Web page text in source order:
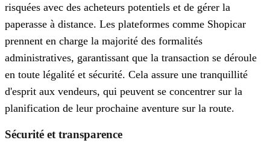
risquées avec des acheteurs potentiels et de gérer la
paperasse à distance. Les plateformes comme Shopicar
prennent en charge la majorité des formalités
administratives, garantissant que la transaction se déroule
en toute légalité et sécurité. Cela assure une tranquillité
d'esprit aux vendeurs, qui peuvent se concentrer sur la
planification de leur prochaine aventure sur la route.
Sécurité et transparence